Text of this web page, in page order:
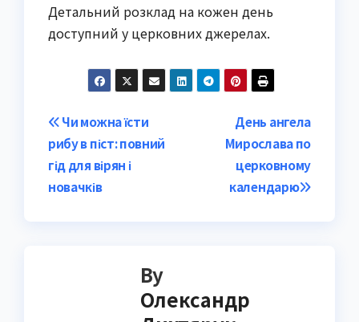
Детальний розклад на кожен день
доступний у церковних джерелах.
Post
navigation
День ангела
Мирослава по
церковному
календарю
Чи можна їсти
рибу в піст: повний
гід для вірян і
новачків
By
Олександр